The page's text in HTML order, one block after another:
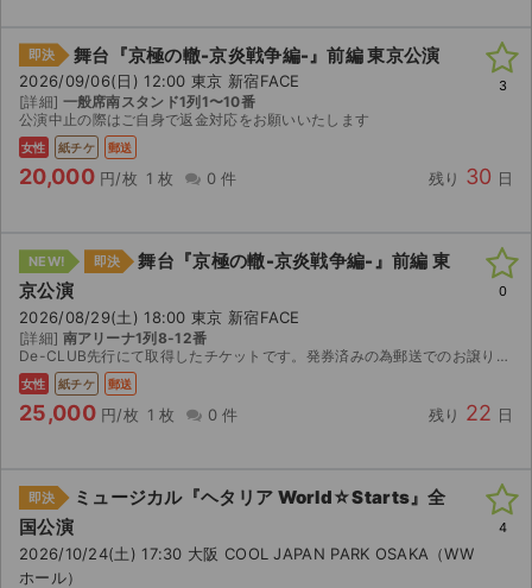
即決 舞台『京極の轍-京炎戦争編-』前編 東京公演
2026/09/06(日) 12:00 東京 新宿FACE
[詳細] 一般席南スタンド1列1〜10番
公演中止の際はご自身で返金対応をお願いいたします
女性 紙チケ 郵送
20,000 円/枚 1 枚 0 件 残り 30 日
3
NEW! 即決
舞台『京極の轍-京炎戦争編-』前編 東
京公演
2026/08/29(土) 18:00 東京 新宿FACE
[詳細] 南アリーナ1列8-12番
De-CLUB先行にて取得したチケットです。発券済みの為郵送でのお譲りになります。(レタパライトで発送致します。)特典付きチケットになりますが返却不要ですのでご購入者様でご自由になさってください...
女性 紙チケ 郵送
25,000 円/枚 1 枚 0 件 残り 22 日
0
即決
ミュージカル『ヘタリア World☆Starts』全
国公演
2026/10/24(土) 17:30 大阪 COOL JAPAN PARK OSAKA（WW
ホール）
4